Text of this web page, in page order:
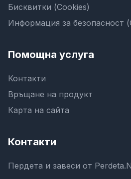
Бисквитки (Cookies)
Информация за безопасност
Помощна услуга
Контакти
Връщане на продукт
Карта на сайта
Контакти
Пердета и завеси от